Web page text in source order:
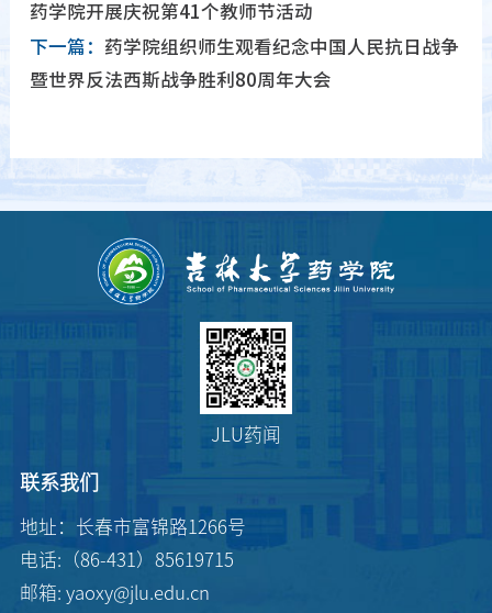
药学院开展庆祝第41个教师节活动
下一篇： 药学院组织师生观看纪念中国人民抗日战争
暨世界反法西斯战争胜利80周年大会
JLU药闻
联系我们
地址：长春市富锦路1266号
电话:（86-431）85619715
邮箱: yaoxy@jlu.edu.cn